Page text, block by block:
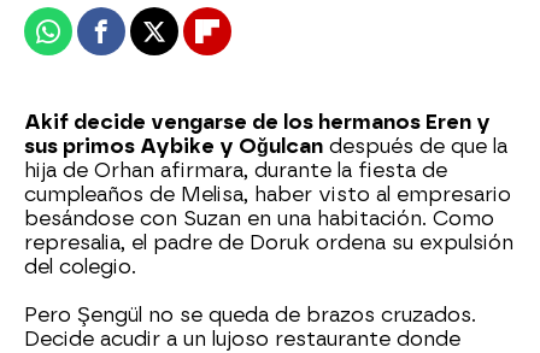
WhatsappFacebook
X Flipboard
Akif decide vengarse de los hermanos Eren y
sus primos Aybike y Oğulcan después de que la
hija de Orhan afirmara, durante la fiesta de
cumpleaños de Melisa, haber visto al empresario
besándose con Suzan en una habitación. Como
represalia, el padre de Doruk ordena su expulsión
del colegio.
Pero Şengül no se queda de brazos cruzados.
Decide acudir a un lujoso restaurante donde